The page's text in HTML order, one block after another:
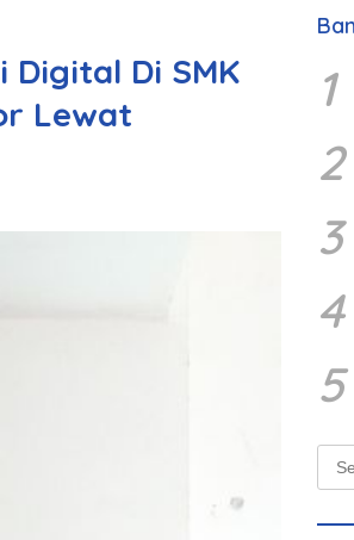
Digital Di SMK
Lewat
1
2
3
4
5
for: